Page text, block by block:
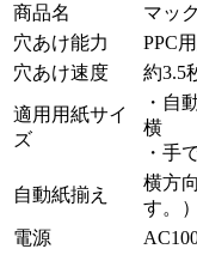
商品名
マッ
穴あけ能力
PPC
穴あけ速度
約3.5
適用用紙サイ
ズ
・自
横
・手
自動紙揃え
横方
す。）
電源